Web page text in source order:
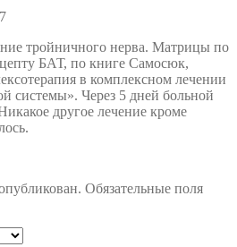
тройничного нерва. Матрицы по
БАТ, по книге Самосюк,
в комплексном лечении
системы». Через 5 дней больной
другое лечение кроме
Обязательные поля